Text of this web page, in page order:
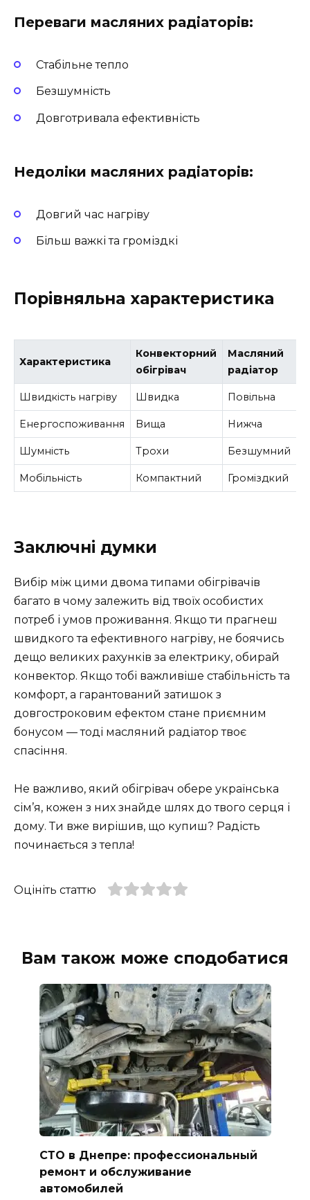
Переваги масляних радіаторів:
Стабільне тепло
Безшумність
Довготривала ефективність
Недоліки масляних радіаторів:
Довгий час нагріву
Більш важкі та громіздкі
Порівняльна характеристика
Характеристика
Конвекторний
обігрівач
Масляний
радіатор
Швидкість нагріву Швидка Повільна
Енергоспоживання Вища Нижча
Шумність Трохи Безшумний
Мобільність Компактний Громіздкий
Заключні думки
Вибір між цими двома типами обігрівачів
багато в чому залежить від твоїх особистих
потреб і умов проживання. Якщо ти прагнеш
швидкого та ефективного нагріву, не боячись
дещо великих рахунків за електрику, обирай
конвектор. Якщо тобі важливіше стабільність та
комфорт, а гарантований затишок з
довгостроковим ефектом стане приємним
бонусом — тоді масляний радіатор твоє
спасіння.
Не важливо, який обігрівач обере українська
сім’я, кожен з них знайде шлях до твого серця і
дому. Ти вже вирішив, що купиш? Радість
починається з тепла!
Оцініть статтю
Вам також може сподобатися
СТО в Днепре: профессиональный
ремонт и обслуживание
автомобилей